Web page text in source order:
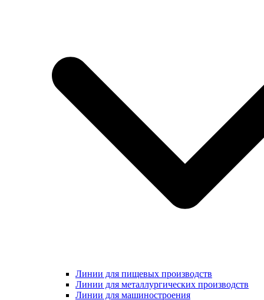
Линии для пищевых производств
Линии для металлургических производств
Линии для машиностроения